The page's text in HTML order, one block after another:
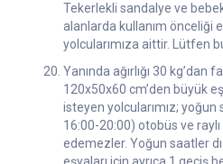
Tekerlekli sandalye ve
alanlarda kullanım önceliği
yolcularımıza aittir. Lütfen
Yanında ağırlığı 30 kg’dan
120x50x60 cm’den büyük
isteyen yolcularımız;
16:00-20:00) otobüs ve
edemezler. Yoğun saatler